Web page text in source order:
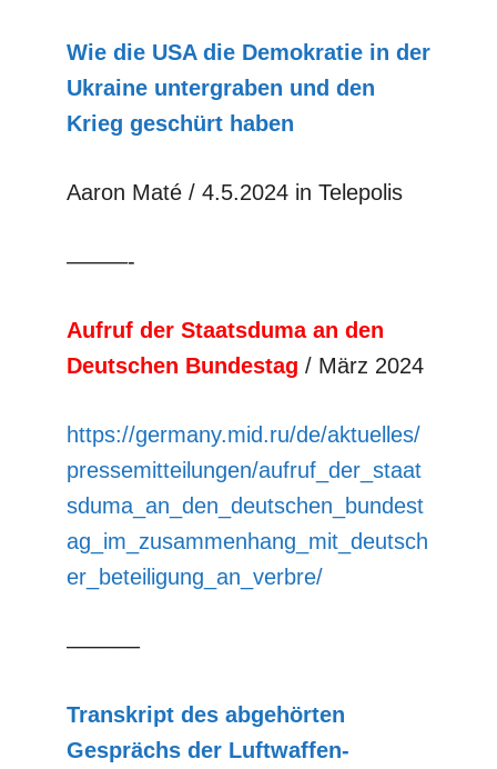
Wie die USA die Demokratie in der
Ukraine untergraben und den
Krieg geschürt haben
Aaron Maté / 4.5.2024 in Telepolis
–––––-
Aufruf der Staatsduma an den
Deutschen Bundestag / März 2024
https://germany.mid.ru/de/aktuelles/
pressemitteilungen/aufruf_der_staat
sduma_an_den_deutschen_bundest
ag_im_zusammenhang_mit_deutsch
er_beteiligung_an_verbre/
––––––
Transkript des abgehörten
Gesprächs der Luftwaffen-